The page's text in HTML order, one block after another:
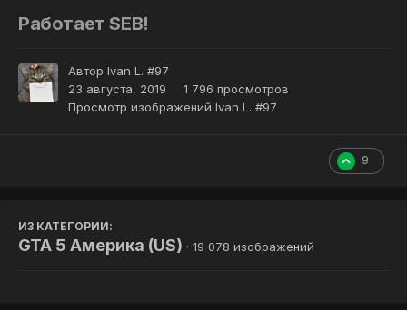
Работает SEB!
Автор Ivan L. #97
23 августа, 2019
1 796 просмотров
Просмотр изображений Ivan L. #97
9
ИЗ КАТЕГОРИИ:
GTA 5 Америка (US) · 19 078 изображений